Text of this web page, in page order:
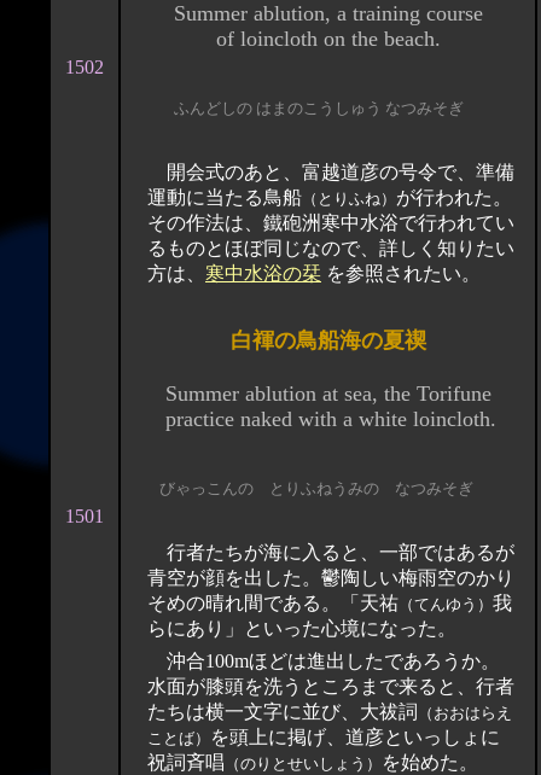
1502
1501
Summer ablution, a training course
of loincloth on the beach.
ふんどしの はまのこうしゅう なつみそぎ
開会式のあと、富越道彦の号令で、準備
運動に当たる鳥船 （とりふね） が行われた。
その作法は、鐵砲洲寒中水浴で行われてい
るものとほぼ同じなので、詳しく知りたい
方は、 寒中水浴の栞 を参照されたい。
白褌の鳥船海の夏禊
Summer ablution at sea, the Torifune
practice naked with a white loincloth.
びゃっこんの とりふねうみの なつみそぎ
行者たちが海に入ると、一部ではあるが
青空が顔を出した。鬱陶しい梅雨空のかり
そめの晴れ間である。「天祐 （てんゆう） 我
らにあり」といった心境になった。
沖合100mほどは進出したであろうか。
水面が膝頭を洗うところまで来ると、行者
たちは横一文字に並び、大祓詞
（おおはらえ
ことば）
を頭上に掲げ、道彦といっしょに
祝詞斉唱 （のりとせいしょう）
を始めた。